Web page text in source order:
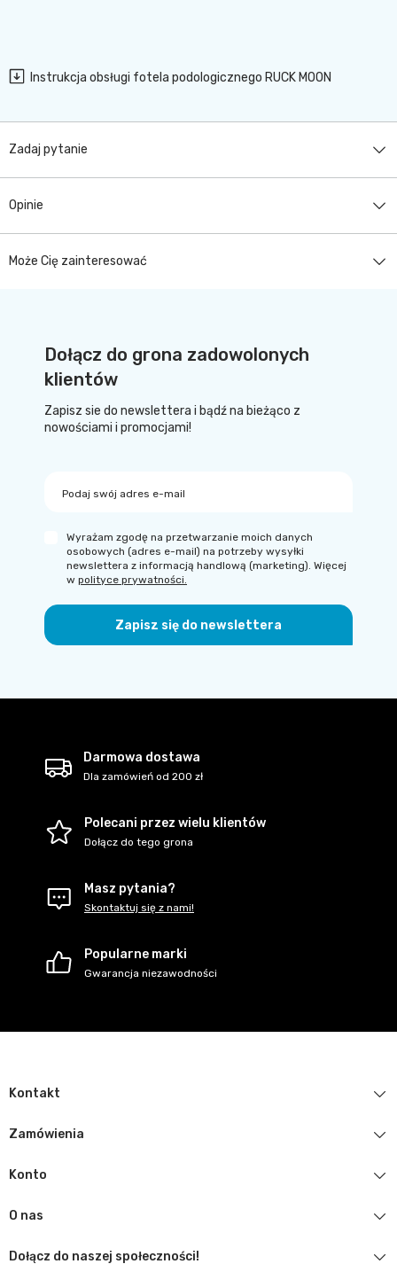
Instrukcja obsługi fotela podologicznego RUCK MOON
Zadaj pytanie
Opinie
Może Cię zainteresować
Dołącz do grona zadowolonych
klientów
Zapisz sie do newslettera i bądź na bieżąco z
nowościami i promocjami!
Podaj swój adres e-mail
Zapisz się do newslettera
Wyrażam zgodę na przetwarzanie moich danych
osobowych (adres e-mail) na potrzeby wysyłki
newslettera z informacją handlową (marketing). Więcej
w polityce prywatności.
Darmowa dostawa
Dla zamówień od 200 zł
Polecani przez wielu klientów
Dołącz do tego grona
Masz pytania?
Skontaktuj się z nami!
Popularne marki
Gwarancja niezawodności
Kontakt
Zamówienia
Konto
O nas
Dołącz do naszej społeczności!